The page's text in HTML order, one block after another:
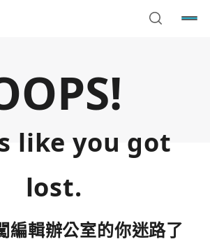
like you got
lost.
編輯辦公室的你迷路了